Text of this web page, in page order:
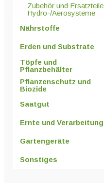
Zubehör und Ersatzteile
Hydro-/Aerosysteme
Nährstoffe
Erden und Substrate
Töpfe und
Pflanzbehälter
Pflanzenschutz und
Biozide
Saatgut
Ernte und Verarbeitung
Gartengeräte
Sonstiges